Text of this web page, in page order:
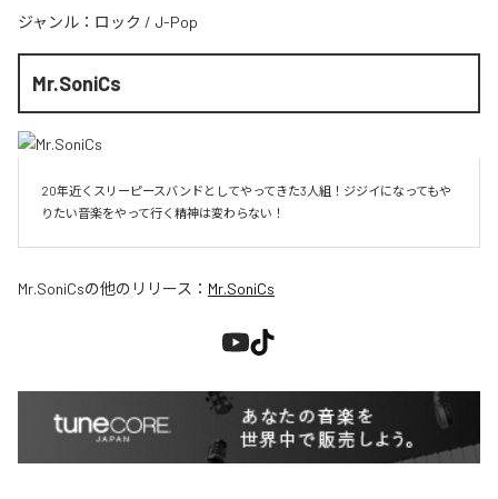
ジャンル： ロック / J-Pop
Mr.SoniCs
20年近くスリーピースバンドとしてやってきた3人組！ジジイになってもや
りたい音楽をやって行く精神は変わらない！
Mr.SoniCsの他のリリース： Mr.SoniCs